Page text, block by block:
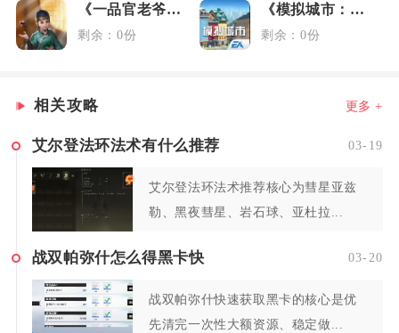
《一品官老爷》3.6媒体礼包
剩余：0份
《模拟城市：我是市长》元旦礼包
剩余：0份
相关攻略 更多 +
艾尔登法环法术有什么推荐 03-19
艾尔登法环法术推荐核心为彗星亚兹
勒、黑夜彗星、岩石球、亚杜拉...
战双帕弥什怎么得黑卡快 03-20
战双帕弥什快速获取黑卡的核心是优
先清完一次性大额资源、稳定做...